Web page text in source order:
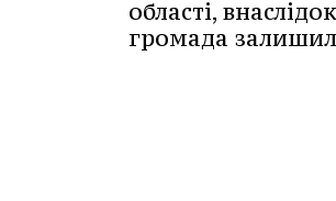
області,
громада